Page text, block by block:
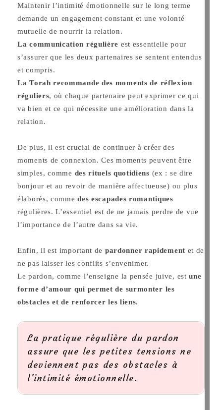
Maintenir l’intimité émotionnelle sur le long terme
demande un engagement constant et une volonté
mutuelle de nourrir la relation.
La communication régulière est essentielle pour
s’assurer que les deux partenaires se sentent entendus
et compris.
La Torah recommande des moments de réflexion
réguliers, où chaque partenaire peut exprimer ce qui
va bien et ce qui nécessite une amélioration dans la
relation.
De plus, il est crucial de continuer à créer des
moments de connexion. Ces moments peuvent être
simples, comme des rituels quotidiens (ex : se dire
bonjour et au revoir de manière affectueuse) ou plus
élaborés, commedes escapades romantiques
régulières. L’essentiel est de ne jamais perdre de vue
l’importance de l’autre dans sa vie.
Enfin, il est important de pardonner rapidement et de
ne pas laisser les conflits s’envenimer.
Le pardon, comme l’enseigne la pensée juive, estune
forme d’amour qui permet de surmonter les
obstacles et de renforcer les liens.
La pratique régulière du pardon
assure que les petites tensions ne
deviennent pas des obstacles à
l’intimité émotionnelle.